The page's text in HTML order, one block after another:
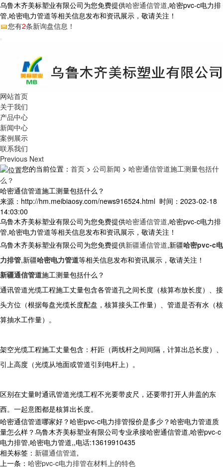
乌鲁木齐美标塑业有限公司为您免费提供哈密通信管道,哈密pvc-c电力排
管,哈密电力管道等相关信息发布和资讯展示，敬请关注！
您有2条新询盘信息！
网站首页
关于我们
产品中心
新闻中心
案例展示
联系我们
Previous Next
您的当前位置： 首页 > 公司新闻 > 哈密通信管道施工测量包括什
么？
哈密通信管道施工测量包括什么？
来源：http://hm.meibiaosy.com/news916524.html 时间：2023-02-18
14:03:00
乌鲁木齐美标塑业有限公司为您免费提供哈密通信管道,哈密pvc-c电力排
管,哈密电力管道等相关信息发布和资讯展示，敬请关注！
乌鲁木齐美标塑业有限公司为您免费提供新疆通信管道,新疆哈密pvc-c电
力排管,新疆哈密电力管道等相关信息发布和资讯展示，敬请关注！
新疆通信管道施工测量包括什么？
通讯管道光缆工程施工丈量包含各管道孔之间长度（核算布放长度）、接
头方位（根据每盘光缆长度配盘，核算接头工作量）、管道是否有水（核
算抽水工作量）。
架空光缆工程施工丈量包含：杆距（两线杆之间间隔，计算出总长度）、
引上高度（光缆从地面或管道引到电杆上）。
区别在丈量时通讯管道光缆工程不光要带皮尺，还要带打开人井盖的东
西。一起意图都是核算出长度。
哈密通信管道哪家好？哈密pvc-c电力排管报价是多少？哈密电力管道质
量怎么样？乌鲁木齐美标塑业有限公司专业承接哈密通信管道,哈密pvc-c
电力排管,哈密电力管道,,电话:13619910435
相关标签： 新疆通信管道,
上一条： 哈密pvc-c电力排管在材料上的特色